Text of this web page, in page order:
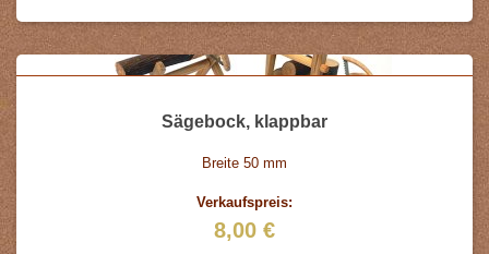
Sägebock, klappbar
Breite 50 mm
Verkaufspreis:
8,00 €